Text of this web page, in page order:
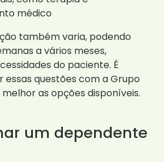
médico
também varia, podendo
a vários meses,
do paciente. É
questões com a Grupo
as opções disponíveis.
um dependente